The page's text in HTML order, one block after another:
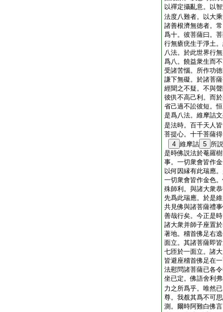
以禪定攝亂意。以
法度八難者。以大
諸善根濟無徳者。
爲十。彼菩薩曰。
行無瘡疣生于淨土
八法。於此世界行
爲八。饒益衆生而
受諸苦惱。所作功
謙下無礙。於諸菩
經聞之不疑。不與
彼供不高己利。而
省己過不訟彼短。
是爲八法。維摩詰
是法時。百千天人
菩提心。十千菩薩
4 維摩詰 5 所
是時佛説法於菴羅
事。一切衆會皆作
以何因縁有此瑞應
一切衆會皆作金色
殊師利。與諸大衆
先爲此瑞應。於是
共見佛與諸菩薩禮
善哉行矣。今正是
諸大衆并師子座置
著地。稽首佛足右
面立。其諸菩薩即
七匝於一面立。諸
皆避座稽首佛足在
法慰問諸菩薩已各
坐已定。佛語舍利
力之所爲乎。唯然
尊。我覩其爲不可
測。爾時阿難白佛